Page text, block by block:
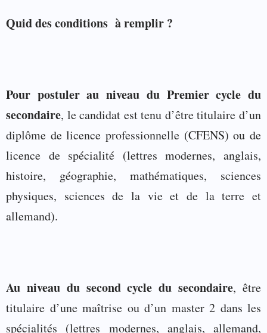
Quid des conditions à remplir ?
Pour postuler au niveau du Premier cycle du
secondaire, le candidat est tenu d’être titulaire d’un
diplôme de licence professionnelle (CFENS) ou de
licence de spécialité (lettres modernes, anglais,
histoire, géographie, mathématiques, sciences
physiques, sciences de la vie et de la terre et
allemand).
Au niveau du second cycle du secondaire, être
titulaire d’une maîtrise ou d’un master 2 dans les
spécialités (lettres modernes, anglais, allemand,